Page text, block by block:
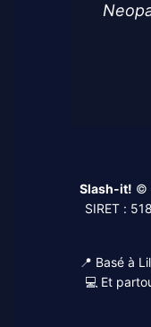
Slash-it! ©
SIRET :
📍 Basé à
💻 Et